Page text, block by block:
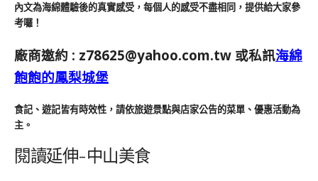
內文為海綿體驗後的真實感受，每個人的感受不盡相同，提供給大家參
考囉！
廠商邀約 : z78625@yahoo.com.tw 或私訊海綿
飽飽的鳳梨城堡
食記、遊記皆有時效性，請依旅遊景點與店家公告的菜單、優惠活動為
主。
閱讀延伸-中山美食